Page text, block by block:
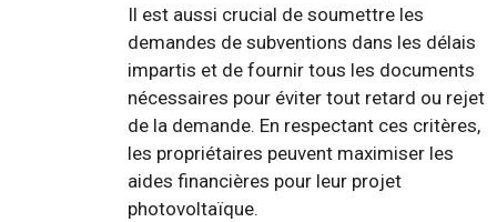
Il est aussi crucial de soumettre les
demandes de subventions dans les délais
impartis et de fournir tous les documents
nécessaires pour éviter tout retard ou rejet
de la demande. En respectant ces critères,
les propriétaires peuvent maximiser les
aides financières pour leur projet
photovoltaïque.